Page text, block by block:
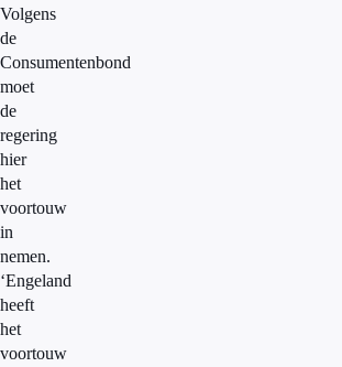
Volgens
de
Consumentenbond
moet
de
regering
hier
het
voortouw
in
nemen.
‘Engeland
heeft
het
voortouw